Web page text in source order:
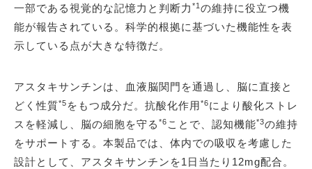
一部である視覚的な記憶力と判断力 *1 の維持に役立つ機
能が報告されている。科学的根拠に基づいた機能性を表
示している点が大きな特徴だ。
アスタキサンチンは、血液脳関門を通過し、脳に直接と
どく性質*5 をもつ成分だ。抗酸化作用*6により酸化ストレ
スを軽減し、脳の細胞を守る *6 ことで、認知機能*3の維持
をサポートする。本製品では、体内での吸収を考慮した
設計として、アスタキサンチンを1日当たり12mg配合。